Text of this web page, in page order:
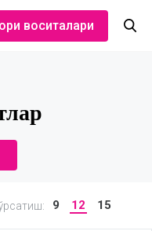
воситалари
9 12 15